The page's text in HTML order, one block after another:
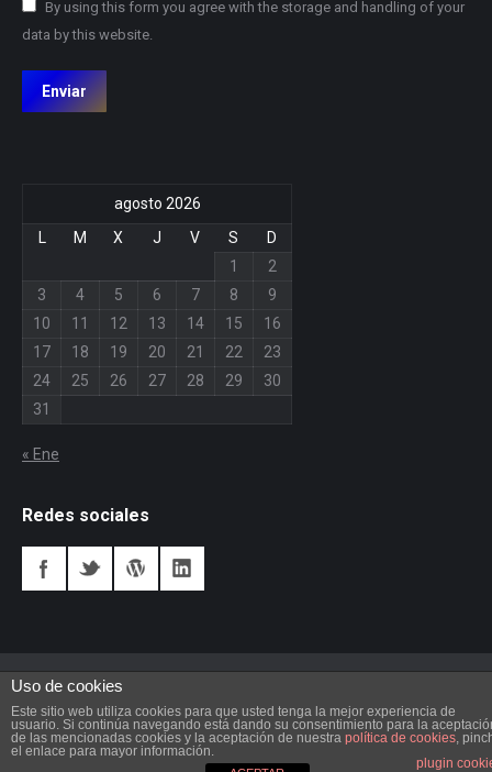
By using this form you agree with the storage and handling of your
data by this website.
Enviar
agosto 2026
L
M X J V S
D
1
2
3
4 5 6 7 8
9
10
11 12 13 14 15
16
17
18 19 20 21 22
23
24
25 26 27 28 29
30
31
« Ene
Redes sociales
Dream-Theme — trulypremium WordPress themes
Uso de cookies
Este sitio web utiliza cookies para que usted tenga la mejor experiencia de
usuario. Si continúa navegando está dando su consentimiento para la
de las mencionadas cookies y la aceptación de nuestra política de cookies,
el enlace para mayor información.
plugin